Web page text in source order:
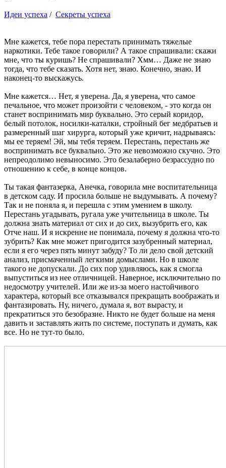
Идеи успеха / Секреты успеха
Мне кажется, тебе пора перестать принимать тяжелые
наркотики. Тебе такое говорили? А такое спрашивали: скажи
мне, что ты куришь? Не спрашивали? Хмм… Даже не знаю
тогда, что тебе сказать. Хотя нет, знаю. Конечно, знаю. И
наконец-то выскажусь.
Мне кажется… Нет, я уверена. Да, я уверена, что самое
печальное, что может произойти с человеком, - это когда он
станет воспринимать мир буквально. Это серый коридор,
белый потолок, носилки-каталки, стройный бег медбратьев и
размеренный шаг хирурга, который уже кричит, надрываясь:
мы ее теряем! Эй, мы тебя теряем. Перестань, перестань же
воспринимать все буквально. Это же невозможно скучно. Это
непреодолимо невыносимо. Это безалаберно безрассудно по
отношению к себе, в конце концов.
Ты такая фантазерка, Анечка, говорила мне воспитательница
в детском саду. И просила больше не выдумывать. А почему?
Так и не поняла я, и перешла с этим умением в школу.
Перестань угадывать, ругала уже учительница в школе. Ты
должна знать материал от сих и до сих, вызубрить его, как
Отче наш. И я искренне не понимала, почему я должна что-то
зубрить? Как мне может пригодится зазубренный материал,
если я его через пять минут забуду? То ли дело свой детский
анализ, присмаченный легкими домыслами. Но в школе
такого не допускали. До сих пор удивляюсь, как я смогла
выпуститься из нее отличницей. Наверное, исключительно по
недосмотру учителей. Или же из-за моего настойчивого
характера, который все отказывался прекращать воображать и
фантазировать. Ну, ничего, думала я, вот вырасту, и
прекратиться это безобразие. Никто не будет больше на меня
давить и заставлять жить по системе, поступать и думать, как
все. Но не тут-то было.